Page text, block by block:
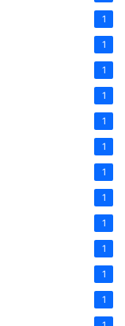
1
1
1
1
1
1
1
1
1
1
1
1